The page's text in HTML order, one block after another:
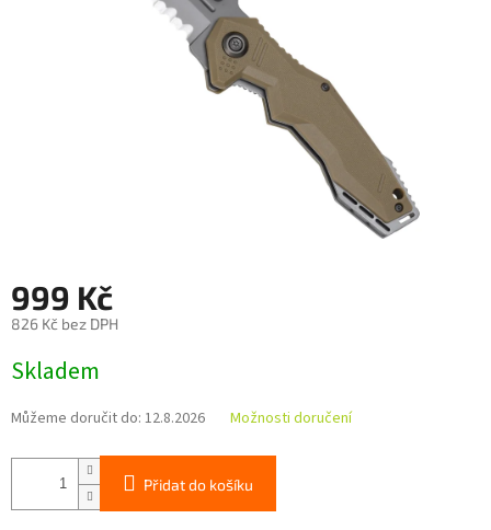
999 Kč
826 Kč bez DPH
cena:
Skladem
Můžeme doručit do: 12.8.2026 Možnosti doručení
Přidat do košíku